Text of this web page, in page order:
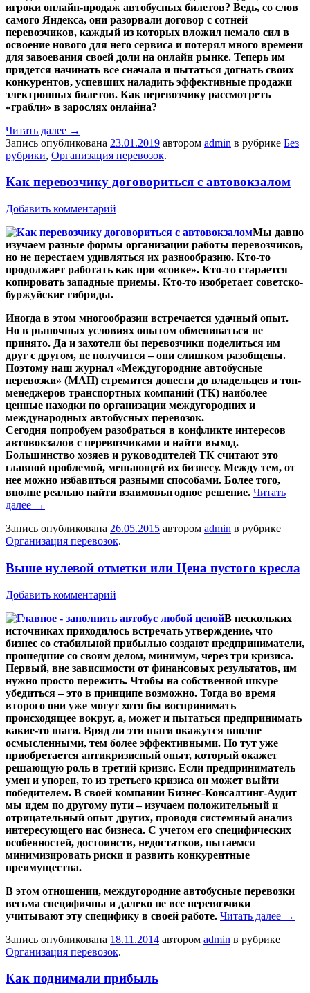
игроки онлайн-продаж автобусных билетов? Ведь, со слов
самого Яндекса, они разорвали договор с сотней
перевозчиков, каждый из которых вложил немало сил в
освоение нового для него сервиса и потерял много времени
для завоевания своей доли на онлайн рынке. Теперь им
придется начинать все сначала и пытаться догнать своих
конкурентов, успевших наладить эффективные продажи
электронных билетов. Как перевозчику рассмотреть
«грабли» в зарослях онлайна?
Читать далее →
Запись опубликована 23.01.2019 автором admin в рубрике Без
рубрики, Организация перевозок.
Как перевозчику договориться с автовокзалом
Добавить комментарий
Мы давно
изучаем разные формы организации работы перевозчиков,
но не перестаем удивляться их разнообразию. Кто-то
продолжает работать как при «совке». Кто-то старается
копировать западные приемы. Кто-то изобретает советско-
буржуйские гибриды.
Иногда в этом многообразии встречается удачный опыт.
Но в рыночных условиях опытом обмениваться не
принято. Да и захотели бы перевозчики поделиться им
друг с другом, не получится – они слишком разобщены.
Поэтому наш журнал «Междугородние автобусные
перевозки» (МАП) стремится донести до владельцев и топ-
менеджеров транспортных компаний (ТК) наиболее
ценные находки по организации междугородних и
международных автобусных перевозок.
Сегодня попробуем разобраться в конфликте интересов
автовокзалов с перевозчиками и найти выход.
Большинство хозяев и руководителей ТК считают это
главной проблемой, мешающей их бизнесу. Между тем, от
нее можно избавиться разными способами. Более того,
вполне реально найти взаимовыгодное решение. Читать
далее →
Запись опубликована 26.05.2015 автором admin в рубрике
Организация перевозок.
Выше нулевой отметки или Цена пустого кресла
Добавить комментарий
В нескольких
источниках приходилось встречать утверждение, что
бизнес со стабильной прибылью создают предприниматели,
прошедшие со своим делом, минимум, через три кризиса.
Первый, вне зависимости от финансовых результатов, им
нужно просто пережить. Чтобы на собственной шкуре
убедиться – это в принципе возможно. Тогда во время
второго они уже могут хотя бы воспринимать
происходящее вокруг, а, может и пытаться предпринимать
какие-то шаги. Вряд ли эти шаги окажутся вполне
осмысленными, тем более эффективными. Но тут уже
приобретается антикризисный опыт, который окажет
решающую роль в третий кризис. Если предприниматель
умен и упорен, то из третьего кризиса он может выйти
победителем. В своей компании Бизнес-Консалтинг-Аудит
мы идем по другому пути – изучаем положительный и
отрицательный опыт других, проводя системный анализ
интересующего нас бизнеса. С учетом его специфических
особенностей, достоинств, недостатков, пытаемся
минимизировать риски и развить конкурентные
преимущества.
В этом отношении, междугородние автобусные перевозки
весьма специфичны и далеко не все перевозчики
учитывают эту специфику в своей работе. Читать далее →
Запись опубликована 18.11.2014 автором admin в рубрике
Организация перевозок.
Как поднимали прибыль